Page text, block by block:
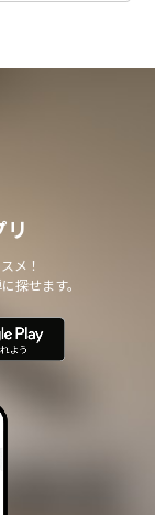
メ！
探せます。